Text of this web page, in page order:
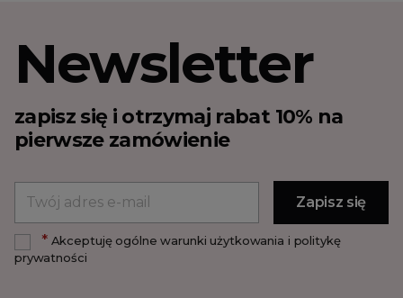
Newsletter
zapisz się i otrzymaj rabat 10% na
pierwsze zamówienie
*Akceptuję ogólne warunki użytkowania i politykę
prywatności